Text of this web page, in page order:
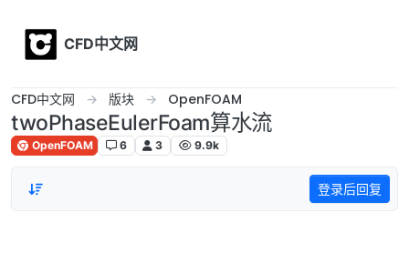
CFD中文网
CFD中文网 版块 OpenFOAM
twoPhaseEulerFoam算水流
OpenFOAM 6 3 9.9k
登录后回复